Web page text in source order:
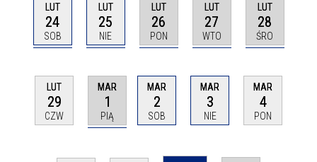
LUT
24
SOB
LUT
25
NIE
LUT
26
PON
LUT
27
WTO
LUT
28
ŚRO
LUT
29
CZW
MAR
1
PIĄ
MAR
2
SOB
MAR
3
NIE
MAR
4
PON